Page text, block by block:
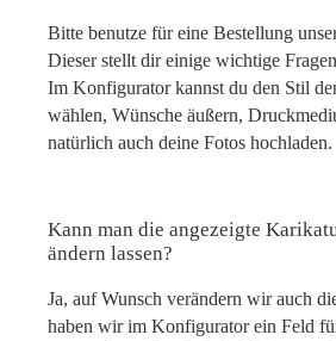
Bitte benutze für eine Bestellung
Dieser stellt dir einige wichtige
Im Konfigurator kannst du den Stil
wählen, Wünsche äußern,
natürlich auch deine Fotos hochladen.
Kann man die angezeigte
ändern lassen?
Ja, auf Wunsch verändern wir auch
haben wir im Konfigurator ein Feld